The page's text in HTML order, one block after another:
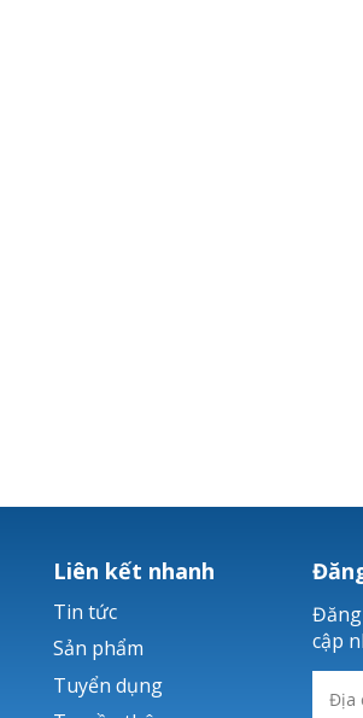
Liên kết nhanh
Tin tức
Sản phẩm
Tuyển dụng
cập